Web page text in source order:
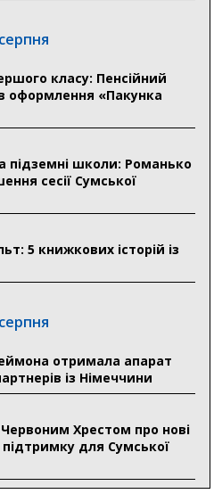
класу: Пенсійний
«Пакунка
підземні школи: Романько
сесії Сумської
5 книжкових історій із
отримала апарат
із Німеччини
Хрестом про нові
для Сумської